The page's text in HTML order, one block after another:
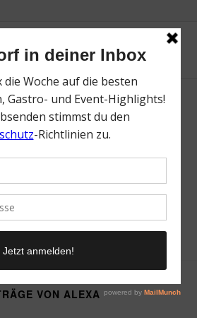
noch keine Biografie hinzugefügt.
VON ALEXA